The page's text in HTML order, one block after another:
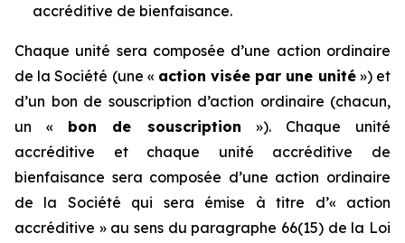
accréditive de bienfaisance.
Chaque unité sera composée d’une action ordinaire
de la Société (une « action visée par une unité») et
d’un bon de souscription d’action ordinaire (chacun,
un « bon de souscription »). Chaque unité
accréditive et chaque unité accréditive de
bienfaisance sera composée d’une action ordinaire
de la Société qui sera émise à titre d’« action
accréditive » au sens du paragraphe 66(15) de la Loi